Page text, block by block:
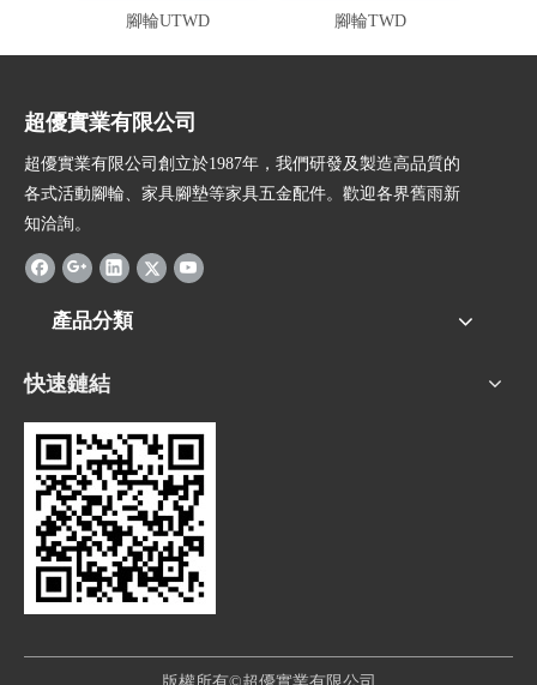
腳輪UTWD 腳輪TWD
超優實業有限公司
超優實業有限公司創立於1987年，我們研發及製造高品質的
各式活動腳輪、家具腳墊等家具五金配件。歡迎各界舊雨新
知洽詢。
產品分類
快速鏈結